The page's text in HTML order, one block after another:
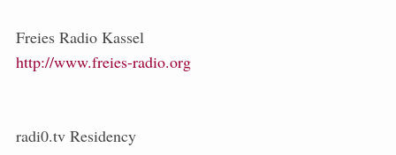
Freies Radio Kassel
http://www.freies-radio.org
radi0.tv Residency